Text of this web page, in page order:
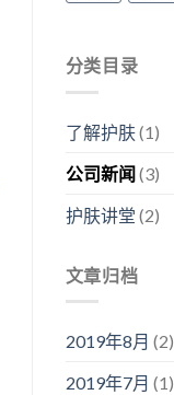
分类目录
了解护肤(1)
公司新闻 (3)
护肤讲堂 (2)
文章归档
2019年8月 (2)
2019年7月 (1)